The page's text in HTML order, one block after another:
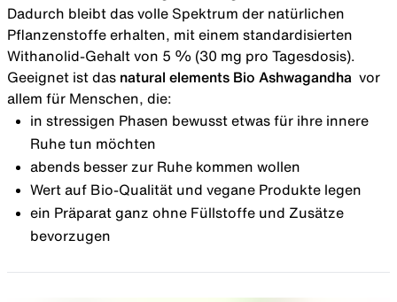
Dadurch bleibt das volle Spektrum der natürlichen
Pflanzenstoffe erhalten, mit einem standardisierten
Withanolid-Gehalt von 5 % (30 mg pro Tagesdosis).
Geeignet ist das natural elements Bio Ashwagandha vor
allem für Menschen, die:
in stressigen Phasen bewusst etwas für ihre innere
Ruhe tun möchten
abends besser zur Ruhe kommen wollen
Wert auf Bio-Qualität und vegane Produkte legen
ein Präparat ganz ohne Füllstoffe und Zusätze
bevorzugen